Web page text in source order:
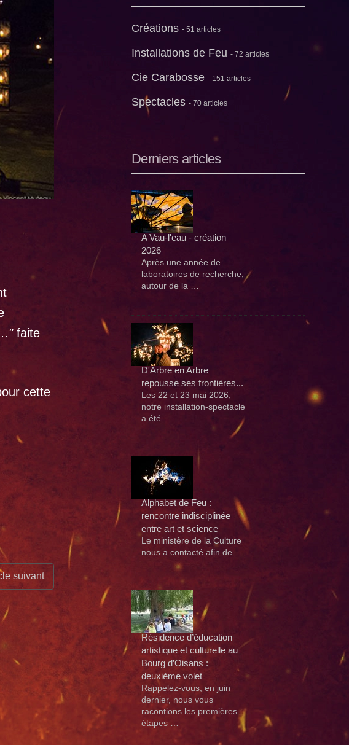
faite
cette
suivant
Créations - 51 articles
Installations de Feu - 72 articles
Cie Carabosse - 151 articles
Spectacles - 70 articles
Derniers articles
A Vau-l'eau - création
2026
Après une année de
laboratoires de recherche,
autour de la …
D'Arbre en Arbre
repousse ses frontières...
Les 22 et 23 mai 2026,
notre installation-spectacle
a été …
Alphabet de Feu :
rencontre indisciplinée
entre art et science
Le ministère de la Culture
nous a contacté afin de …
Résidence d’éducation
artistique et culturelle au
Bourg d’Oisans :
deuxième volet
Rappelez-vous, en juin
dernier, nous vous
racontions les premières
étapes …